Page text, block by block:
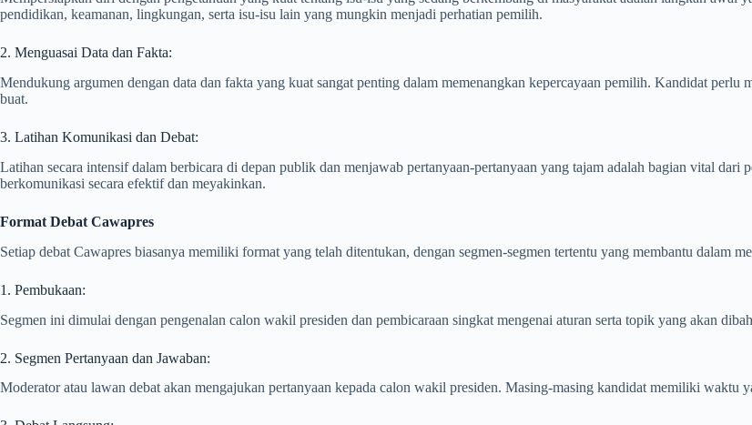
pendidikan, keamanan, lingkungan, serta isu-isu lain yang mungkin menjadi perhatian pemilih.
2. Menguasai Data dan Fakta:
Mendukung argumen dengan data dan fakta yang kuat sangat penting dalam memenangkan kepercayaan pemilih. Kandidat
buat.
3. Latihan Komunikasi dan Debat:
Latihan secara intensif dalam berbicara di depan publik dan menjawab pertanyaan-pertanyaan yang tajam adalah bagian vital
berkomunikasi secara efektif dan meyakinkan.
Format Debat Cawapres
Setiap debat Cawapres biasanya memiliki format yang telah ditentukan, dengan segmen-segmen tertentu yang membantu dalam
1. Pembukaan:
Segmen ini dimulai dengan pengenalan calon wakil presiden dan pembicaraan singkat mengenai aturan serta topik yang akan
2. Segmen Pertanyaan dan Jawaban:
Moderator atau lawan debat akan mengajukan pertanyaan kepada calon wakil presiden. Masing-masing kandidat memiliki waktu